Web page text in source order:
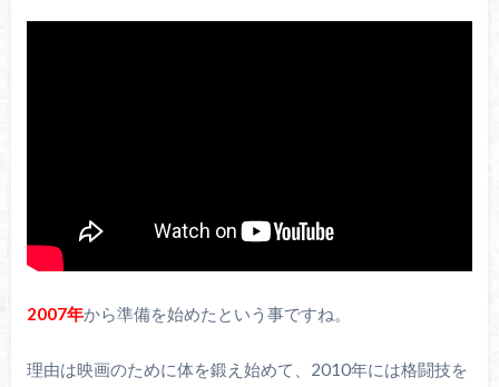
2007年から準備を始めたという事ですね。
理由は映画のために体を鍛え始めて、2010年には格闘技を